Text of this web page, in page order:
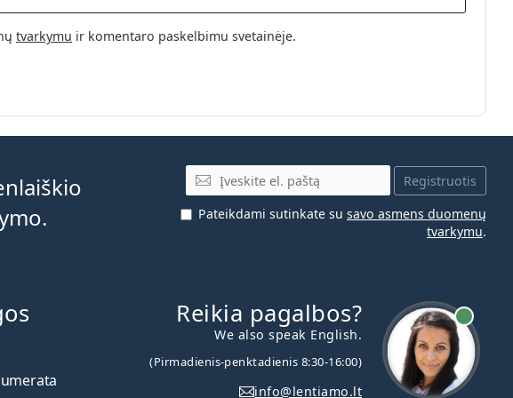
tvarkymu ir komentaro paskelbimu svetainėje.
El. pašto adresas
Registruotis
Pateikdami sutinkate su savo asmens duomenų
tvarkymu.
Reikia pagalbos?
We also speak English.
(Pirmadienis-penktadienis 8:30-16:00)
info@lentiamo.lt